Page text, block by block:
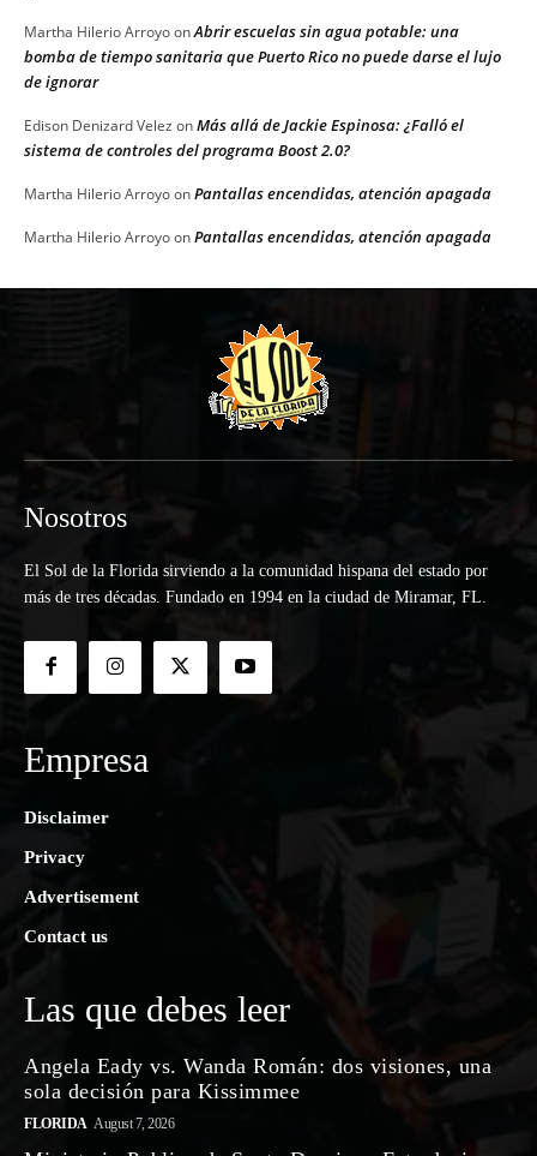
Martha Hilerio ArroyoonAbrir escuelas sin agua potable: una
bomba de tiempo sanitaria que Puerto Rico no puede darse el lujo
de ignorar
Edison Denizard Velez onMás allá de Jackie Espinosa: ¿Falló el
sistema de controles del programa Boost 2.0?
Martha Hilerio ArroyoonPantallas encendidas, atención apagada
Martha Hilerio ArroyoonPantallas encendidas, atención apagada
Nosotros
El Sol de la Florida sirviendo a la comunidad hispana del estado por
más de tres décadas. Fundado en 1994 en la ciudad de Miramar, FL.
Empresa
Disclaimer
Privacy
Advertisement
Contact us
Las que debes leer
Angela Eady vs. Wanda Román: dos visiones, una
sola decisión para Kissimmee
FLORIDA August 7, 2026